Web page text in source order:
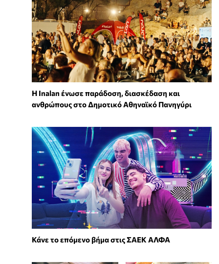
Η Inalan ένωσε παράδοση, διασκέδαση και
ανθρώπους στο Δημοτικό Αθηναϊκό Πανηγύρι
Κάνε το επόμενο βήμα στις ΣΑΕΚ ΑΛΦΑ